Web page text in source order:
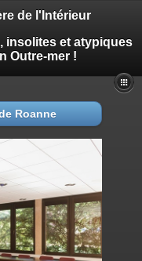
de l'Intérieur
insolites et atypiques
Outre-mer !
Roanne